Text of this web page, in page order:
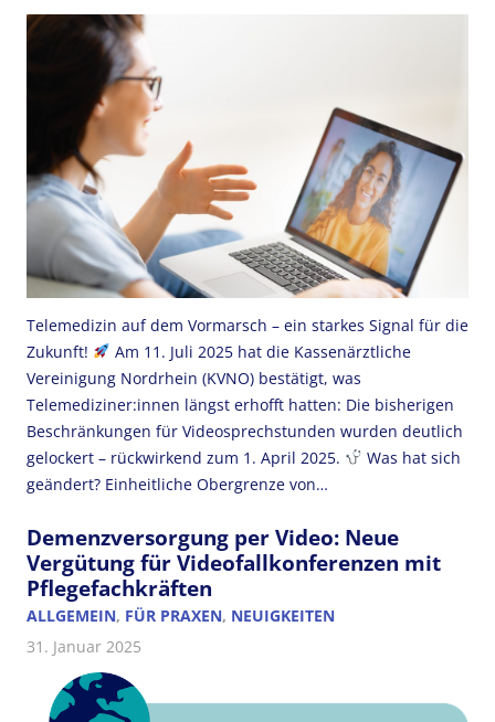
Telemedizin auf dem Vormarsch – ein starkes Signal für die
Zukunft!
Am 11. Juli 2025 hat die Kassenärztliche
Vereinigung Nordrhein (KVNO) bestätigt, was
Telemediziner:innen längst erhofft hatten: Die bisherigen
Beschränkungen für Videosprechstunden wurden deutlich
gelockert – rückwirkend zum 1. April 2025.
Was hat sich
geändert? Einheitliche Obergrenze von…
Demenzversorgung per Video: Neue
Vergütung für Videofallkonferenzen mit
Pflegefachkräften
ALLGEMEIN, FÜR PRAXEN, NEUIGKEITEN
31. Januar 2025